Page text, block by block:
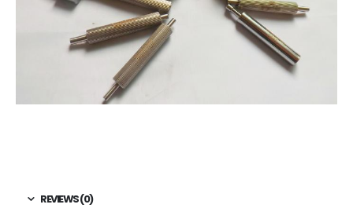
REVIEWS (0)